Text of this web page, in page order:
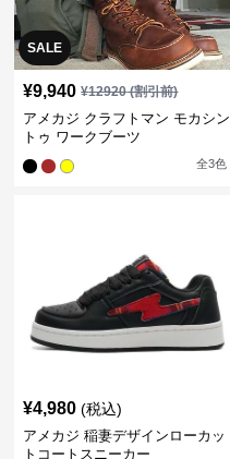
SALE
¥9,940 ¥12920(割引前)
アメカジ クラフトマン モカシン
トゥ ワークブーツ
全3色
¥4,980 (税込)
アメカジ 稲妻デザインローカッ
トコートスニーカー